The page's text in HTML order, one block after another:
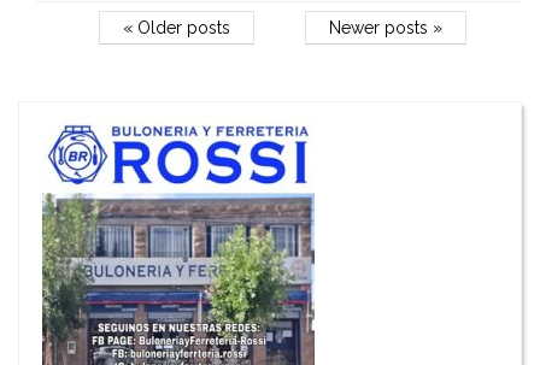
« Older posts Newer posts »